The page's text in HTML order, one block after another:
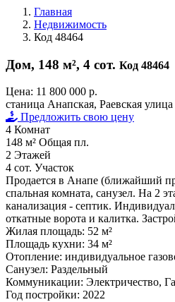
Главная
Недвижимость
Код 48464
Дом, 148 м², 4 сот. Код 48464
Цена: 11 800 000 р.
станица Анапская, Раевская улица
Предложить свою цену
4 Комнат
148 м² Общая пл.
2 Этажей
4 сот. Участок
Продается в Анапе (ближайший
спальная комната, санузел. На 2
канализация - септик.
откатные ворота и калитка.
Жилая площадь: 52 м²
Площадь кухни: 34 м²
Отопление: индивидуальное
Санузел: Раздельный
Коммуникации: Электричество,
Год постройки: 2022